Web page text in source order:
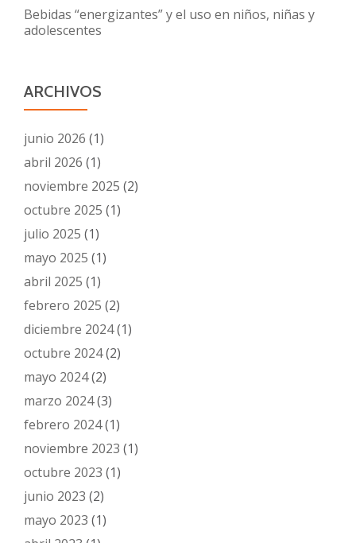
Bebidas “energizantes” y el uso en niños, niñas y
adolescentes
ARCHIVOS
junio 2026 (1)
abril 2026 (1)
noviembre 2025 (2)
octubre 2025 (1)
julio 2025 (1)
mayo 2025 (1)
abril 2025 (1)
febrero 2025 (2)
diciembre 2024(1)
octubre 2024(2)
mayo 2024(2)
marzo 2024(3)
febrero 2024(1)
noviembre 2023 (1)
octubre 2023 (1)
junio 2023 (2)
mayo 2023 (1)